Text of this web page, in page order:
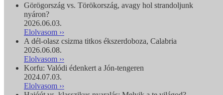
Görögország vs. Törökország, avagy hol strandoljunk
nyáron?
2026.06.03.
Elolvasom ››
A dél-olasz csizma titkos ékszerdoboza, Calabria
2026.06.08.
Elolvasom ››
Korfu: Valódi édenkert a Jón-tengeren
2024.07.03.
Elolvasom ››